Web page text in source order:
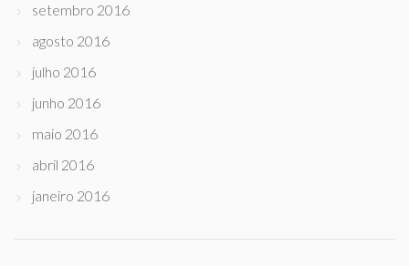
setembro 2016
agosto 2016
julho 2016
junho 2016
maio 2016
abril 2016
janeiro 2016